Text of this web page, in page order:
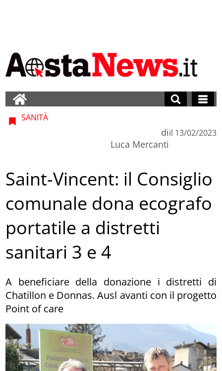
SANITÀ
di
Luca Mercanti
il 13/02/2023
Saint-Vincent: il Consiglio
comunale dona ecografo
portatile a distretti
sanitari 3 e 4
A beneficiare della donazione i distretti di
Chatillon e Donnas. Ausl avanti con il progetto
Point of care